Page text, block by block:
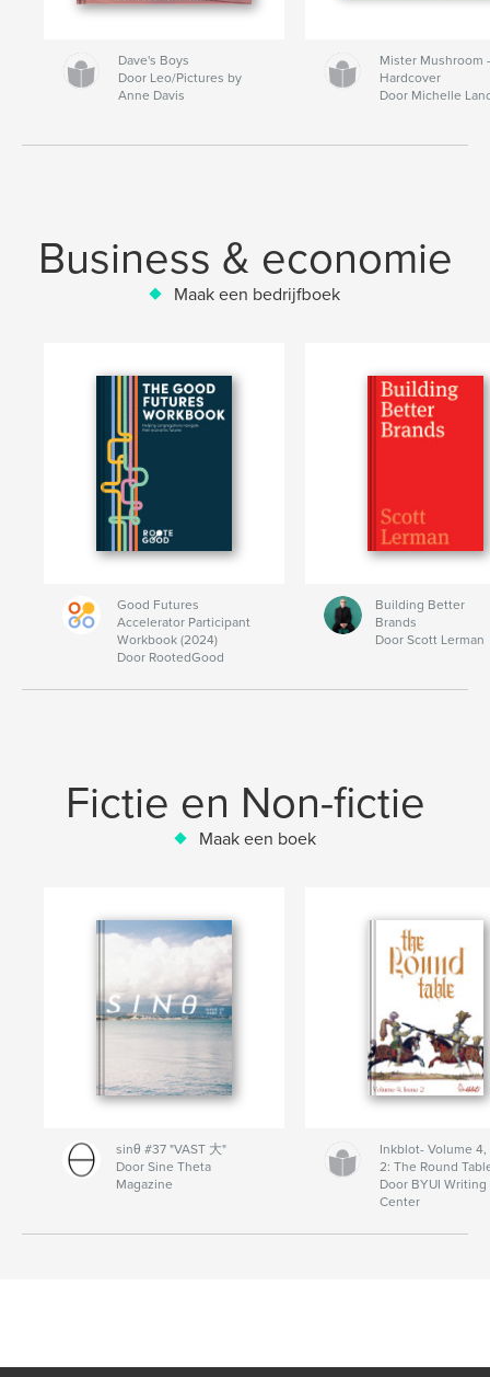
Dave's Boys
Door Leo/Pictures by
Anne Davis
Mister Mushroom
Hardcover
Door Michelle
Business & economie
Maak een bedrijfboek
Good Futures
Accelerator Participant
Workbook (2024)
Door RootedGood
Building Better
Brands
Door Scott Lerman
Fictie en Non-fictie
Maak een boek
sinθ #37 "VAST 大"
Door Sine Theta
Magazine
Inkblot- Volume 4,
2: The Round
Door BYUI Writing
Center